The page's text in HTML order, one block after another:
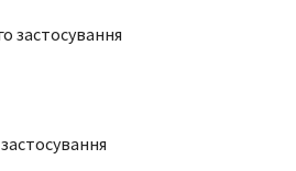
застосування